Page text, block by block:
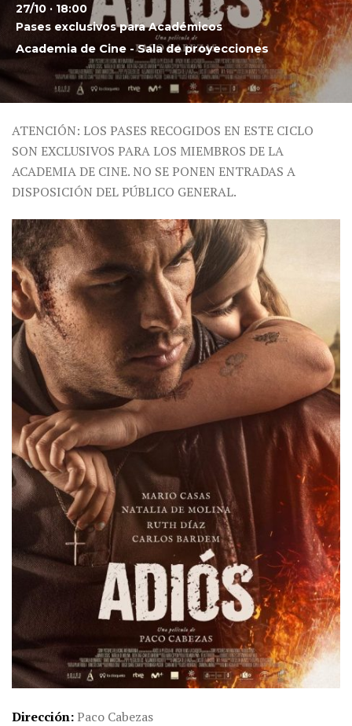
27/10 · 18:00
Pases exclusivos para Académicos
Academia de Cine - Sala de proyecciones
ATENCIÓN: LOS PASES RECOGIDOS EN ESTE CICLO
SON EXCLUSIVOS PARA LOS MIEMBROS DE LA
ACADEMIA DE CINE. NO SE PONEN ENTRADAS A
DISPOSICIÓN DEL PÚBLICO GENERAL.
Dirección Paco Cabezas